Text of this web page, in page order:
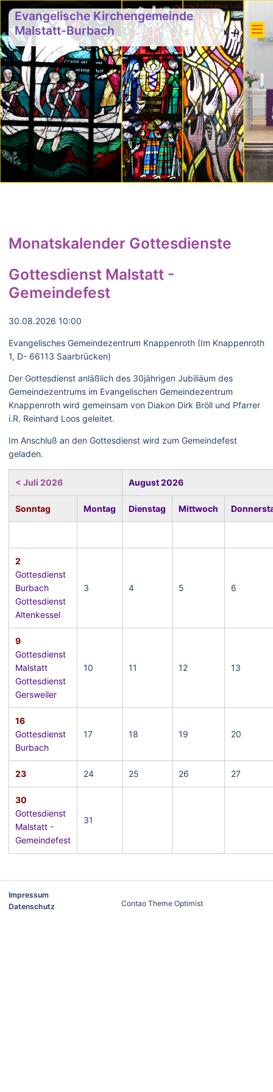
Evangelische Kirchengemeinde
Malstatt-Burbach
Monatskalender Gottesdienste
Gottesdienst Malstatt -
Gemeindefest
30.08.2026 10:00
Evangelisches Gemeindezentrum Knappenroth (Im Knappenroth
1, D- 66113 Saarbrücken)
Der Gottesdienst anläßlich des 30jährigen Jubiliäum des
Gemeindezentrums im Evangelischen Gemeindezentrum
Knappenroth wird gemeinsam von Diakon Dirk Bröll und Pfarrer
i.R. Reinhard Loos geleitet.
Im Anschluß an den Gottesdienst wird zum Gemeindefest
geladen.
< Juli 2026 August 2026
Sonntag Montag Dienstag Mittwoch
2
Gottesdienst
Burbach
Gottesdienst
Altenkessel
3 4 5 6
9
Gottesdienst
Malstatt
Gottesdienst
Gersweiler
10 11 12 13
16
Gottesdienst
Burbach
17 18 19 20
23 24 25 26 27
30
Gottesdienst
Malstatt -
Gemeindefest
31
Impressum
Datenschutz
Contao Theme Optimist